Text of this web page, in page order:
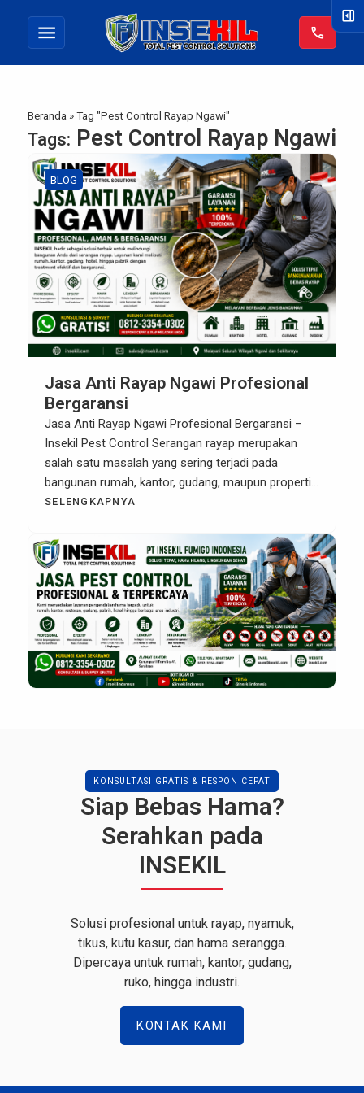
menu call
Beranda »Tag "Pest Control Rayap Ngawi"
Tags: Pest Control Rayap Ngawi
BLOG
Jasa Anti Rayap Ngawi Profesional
Bergaransi
Jasa Anti Rayap Ngawi Profesional Bergaransi –
Insekil Pest Control Serangan rayap merupakan
salah satu masalah yang sering terjadi pada
bangunan rumah, kantor, gudang, maupun properti
komersial. Hama ini dikenal sangat merusak karena
dapat menghancurkan struktur kayu dan material
bangunan tanpa disadari. Oleh karena itu,
menggunakan Jasa Anti Rayap Ngawi yang
profesional sangat penting untuk […]
SELENGKAPNYA
right_panel_open
KONSULTASI GRATIS & RESPON CEPAT
Siap Bebas Hama?
Serahkan pada
INSEKIL
Solusi profesional untuk rayap, nyamuk,
tikus, kutu kasur, dan hama serangga.
Dipercaya untuk rumah, kantor, gudang,
ruko, hingga industri.
KONTAK KAMI